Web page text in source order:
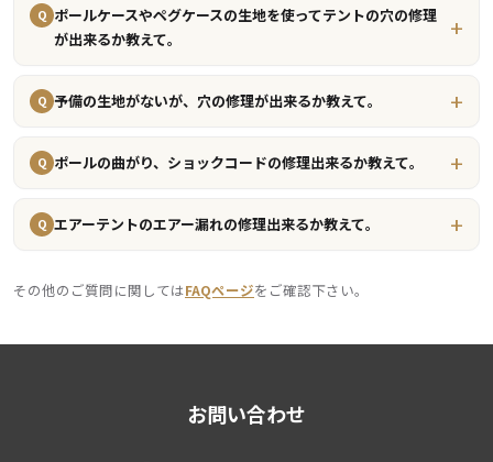
シェルター 8畳 30,580円 ゼクーM
シェルター 10畳 33,660円 タフスクリーン２ルームハウスMDX
シェルター 11畳 35,200円
リビングシェル,エルフィールド,カマボ
リビングシェルロング,トンネル2ルーム
Q ポールケースやペグケースの生地を使ってテントの穴の修理
が出来るか教えて。
Q 予備の生地がないが、穴の修理が出来るか教えて。
Q ポールの曲がり、ショックコードの修理出来るか教えて。
Q エアーテントのエアー漏れの修理出来るか教えて。
その他のご質問に関してはFAQページをご確認下さい。
お問い合わせ